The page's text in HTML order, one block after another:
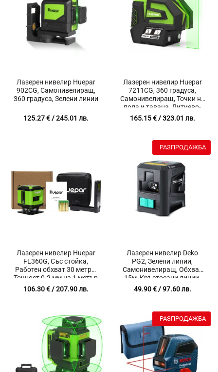
Лазерен нивелир Huepar
902CG, Самонивелиращ,
360 градуса, Зелени линии
125.27€/ 245.01 лв.
Лазерен нивелир Huepar
7211CG, 360 градуса,
Самонивелиращ, Точки на
пода и тавана, Литиево-
йонна батерия, Куфар
165.15€/ 323.01 лв.
Лазерен нивелир Huepar
FL360G, Със стойка,
Работен обхват 30 метра,
Точност 0.2 мм на 1 метър
106.30€/ 207.90 лв.
Лазерен нивелир Deko
PG2, Зелени линии,
Самонивелиращ, Обхват
15м, Кръстосани линии,
Дебелина на лъча
1.5мм/5м.
49.90€/ 97.60 лв.
РАЗПРОДАЖБА
РАЗПРОДАЖБА